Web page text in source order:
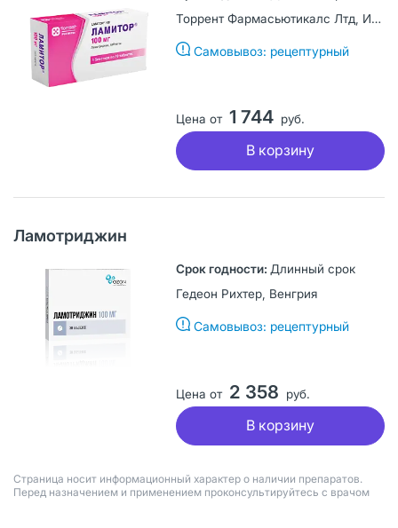
Торрент Фармасьютикалс Лтд, Индия
Самовывоз: рецептурный
Цена от 1 744 руб.
В корзину
Ламотриджин
Длинный срок
Гедеон Рихтер, Венгрия
Самовывоз: рецептурный
Цена от 2 358 руб.
В корзину
Страница носит информационный характер о наличии препаратов.
Перед назначением и применением проконсультируйтесь с врачом